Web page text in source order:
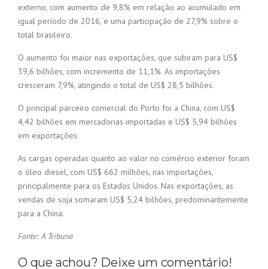
externo, com aumento de 9,8% em relação ao acumulado em
igual período de 2016, e uma participação de 27,9% sobre o
total brasileiro.
O aumento foi maior nas exportações, que subiram para US$
39,6 bilhões, com incremento de 11,1%. As importações
cresceram 7,9%, atingindo o total de US$ 28,5 bilhões.
O principal parceiro comercial do Porto foi a China, com US$
4,42 bilhões em mercadorias importadas e US$ 5,94 bilhões
em exportações.
As cargas operadas quanto ao valor no comércio exterior foram
o óleo diesel, com US$ 662 milhões, nas importações,
principalmente para os Estados Unidos. Nas exportações, as
vendas de soja somaram US$ 5,24 bilhões, predominantemente
para a China.
Fonte: A Tribuna
O que achou? Deixe um comentário!